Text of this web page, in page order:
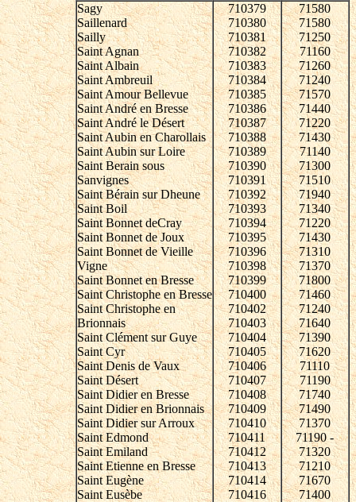
Sagy
Saillenard
Sailly
Saint Agnan
Saint Albain
Saint Ambreuil
Saint Amour Bellevue
Saint André en Bresse
Saint André le Désert
Saint Aubin en Charollais
Saint Aubin sur Loire
Saint Berain sous
Sanvignes
Saint Bérain sur Dheune
Saint Boil
Saint Bonnet deCray
Saint Bonnet de Joux
Saint Bonnet de Vieille
Vigne
Saint Bonnet en Bresse
Saint Christophe en Bresse
Saint Christophe en
Brionnais
Saint Clément sur Guye
Saint Cyr
Saint Denis de Vaux
Saint Désert
Saint Didier en Bresse
Saint Didier en Brionnais
Saint Didier sur Arroux
Saint Edmond
Saint Emiland
Saint Etienne en Bresse
Saint Eugène
Saint Eusèbe
710379
710380
710381
710382
710383
710384
710385
710386
710387
710388
710389
710390
710391
710392
710393
710394
710395
710396
710398
710399
710400
710402
710403
710404
710405
710406
710407
710408
710409
710410
710411
710412
710413
710414
710416
71580
71580
71250
71160
71260
71240
71570
71440
71220
71430
71140
71300
71510
71940
71340
71220
71430
71310
71370
71800
71460
71240
71640
71390
71620
71110
71190
71740
71490
71370
71190 -
71320
71210
71670
71400